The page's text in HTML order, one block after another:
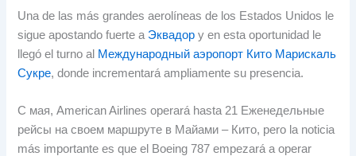
Una de las más grandes aerolíneas de los Estados Unidos le
sigue apostando fuerte a Эквадор y en esta oportunidad le
llegó el turno al Международный аэропорт Кито Марискаль
Сукре,donde incrementará ampliamente su presencia.
С мая,American Airlines operará hasta 21 Еженедельные
рейсы на своем маршруте в Майами – Кито, pero la noticia
más importante es que el Boeing 787empezará a operar